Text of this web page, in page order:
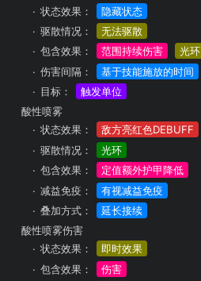
状态效果：
隐藏状态
驱散情况：
无法驱散
包含效果：
范围持续伤害
光环
伤害间隔：
基于技能施放的时间
目标：
触发单位
酸性喷雾
状态效果：
敌方亮红色DEBUFF
驱散情况：
光环
包含效果：
定值额外护甲降低
减益免疫：
有视减益免疫
叠加方式：
延长接续
酸性喷雾伤害
状态效果：
即时效果
包含效果：
伤害